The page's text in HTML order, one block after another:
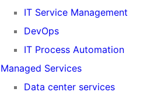
IT Service Management
DevOps
IT Process Automation
Managed Services
Data center services